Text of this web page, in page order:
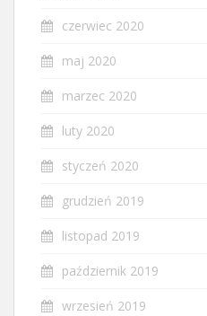
czerwiec 2020
maj 2020
marzec 2020
luty 2020
styczeń 2020
grudzień 2019
listopad 2019
październik 2019
wrzesień 2019